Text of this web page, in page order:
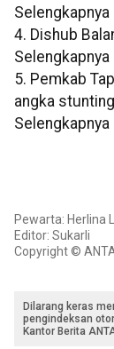
Selengkapnya
4. Dishub
Selengkapnya
5. Pemkab
angka stunting
Selengkapnya
Pewarta: Herlina
Editor: Sukarli
Copyright ©
Dilarang keras
pengindeksan
Kantor Berita